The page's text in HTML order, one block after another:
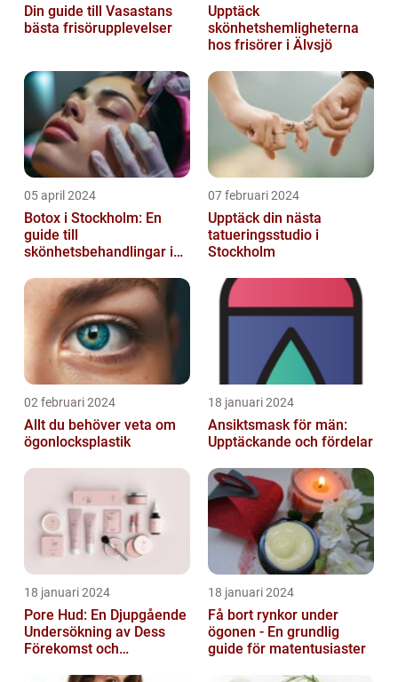
Din guide till Vasastans
bästa frisörupplevelser
Upptäck
skönhetshemligheterna
hos frisörer i Älvsjö
05 april 2024
Botox i Stockholm: En
guide till
skönhetsbehandlingar i
07 februari 2024
Upptäck din nästa
tatueringsstudio i
Stockholm
02 februari 2024
Allt du behöver veta om
ögonlocksplastik
18 januari 2024
Ansiktsmask för män:
Upptäckande och fördelar
18 januari 2024
Pore Hud: En Djupgående
Undersökning av Dess
Förekomst och
18 januari 2024
Få bort rynkor under
ögonen - En grundlig
guide för matentusiaster